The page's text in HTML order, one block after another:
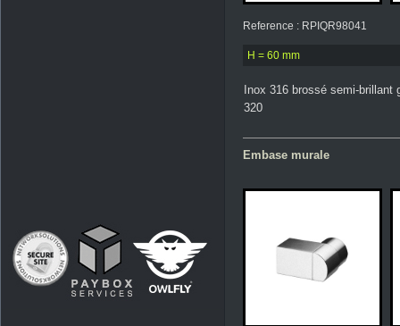
Reference : RPIQR98041
H = 60 mm
Inox 316 brossé semi-brillant
320
Embase murale